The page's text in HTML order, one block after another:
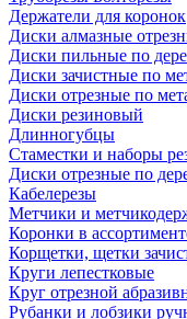
Держатели для коронок
Диски алмазные
Диски пильные по
Диски зачистные по
Диски отрезные по
Диски резиновый
Длинногубцы
Стаместки и наборы
Диски отрезные по
Кабелерезы
Метчики и
Коронки в
Корщетки, щетки
Круги лепестковые
Круг отрезной
Рубанки и лобзики